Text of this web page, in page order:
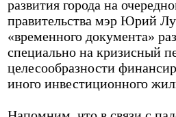
развития города на
правительства мэр Юрий
«временного документа»
специально на кризисный
целесообразности
иного инвестиционного